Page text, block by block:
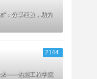
”：分享经验，助力
2144
来——热能工程学院